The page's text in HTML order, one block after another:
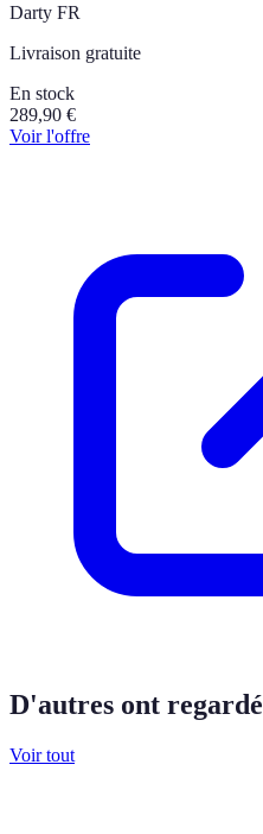
Darty FR
Livraison gratuite
En stock
289,90 €
Voir l'offre
D'autres ont regardé
Voir tout